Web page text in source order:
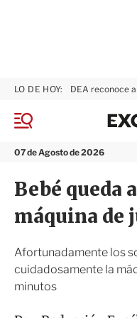
M
n
07 de Agosto de 2026
LO DE HOY: DEA reconoce
Bebé queda
máquina de
Afortunadamente los
cuidadosamente la
minutos